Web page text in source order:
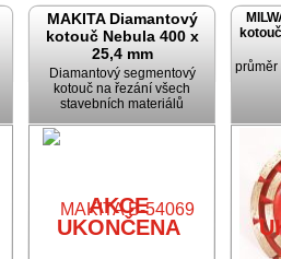
MAKITA Diamantový
kotouč Nebula 400 x
25,4 mm
Diamantový segmentový
kotouč na řezání všech
stavebních materiálů
AKCE
UKONČENA
průměr